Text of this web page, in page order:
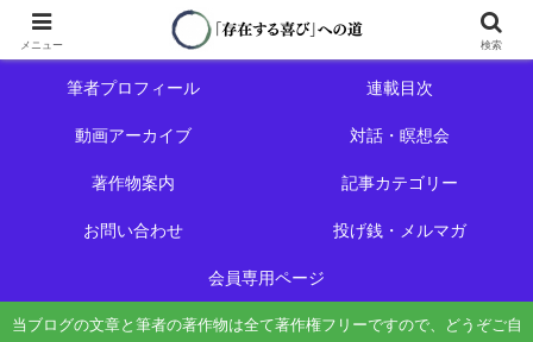
初めての方へ
筆者プロフィール 連載目次
動画アーカイブ 対話・瞑想会
著作物案内 記事カテゴリー
お問い合わせ 投げ銭・メルマガ
会員専用ページ
当ブログの文章と筆者の著作物は全て著作権フリーですので、どうぞご自
メニュー 検索